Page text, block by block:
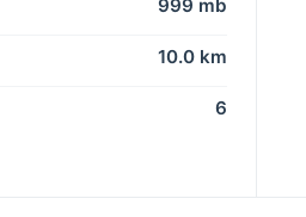
999 mb
10.0 km
6